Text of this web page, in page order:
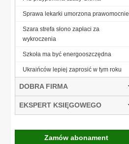
Sprawa lekarki umorzona prawomocnie
Szara strefa słono zapłaci za
wykroczenia
Szkoła ma być energooszczędna
Ukraińców lepiej zaprosić w tym roku
DOBRA FIRMA
EKSPERT KSIĘGOWEGO
Zamów abonament